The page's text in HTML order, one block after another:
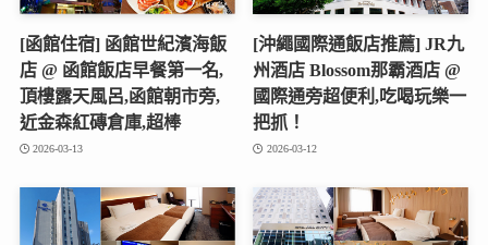
[函館住宿] 函館世紀濱海飯
店 @ 函館飯店早餐第一名,
頂樓露天風呂,函館朝市旁,
近金森紅磚倉庫,超棒
2026-03-13
[沖繩國際通飯店推薦] JR九
州酒店 Blossom那霸酒店 @
國際通旁超便利,吃喝玩樂一
把抓！
2026-03-12